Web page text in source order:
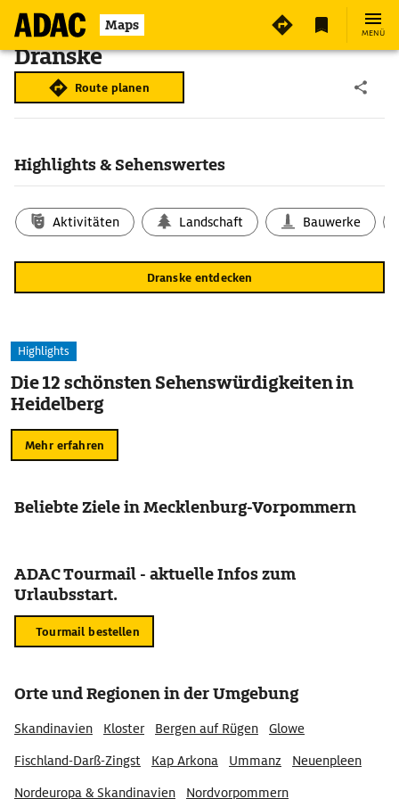
Maps MENÜ
Dranske
Route planen
Highlights & Sehenswertes
Aktivitäten Landschaft Bauwerke
Dranske entdecken
Highlights
Die 12 schönsten Sehenswürdigkeiten in
Heidelberg
Mehr erfahren
Beliebte Ziele in Mecklenburg-Vorpommern
ADAC Tourmail - aktuelle Infos zum
Urlaubsstart.
Tourmail bestellen
Orte und Regionen in der Umgebung
Skandinavien Kloster Bergen auf Rügen
Glowe
Fischland-Darß-Zingst
Kap Arkona Ummanz
Neuenpleen
Nordeuropa & Skandinavien
Nordvorpommern